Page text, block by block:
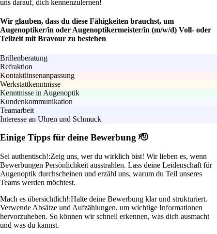
uns darauf, dich kennenzulernen!
Wir glauben, dass du diese Fähigkeiten brauchst, um
Augenoptiker/in oder Augenoptikermeister/in (m/w/d) Voll- oder
Teilzeit mit Bravour zu bestehen
Brillenberatung
Refraktion
Kontaktlinsenanpassung
Werkstattkenntnisse
Kenntnisse in Augenoptik
Kundenkommunikation
Teamarbeit
Interesse an Uhren und Schmuck
Einige Tipps für deine Bewerbung 🫡
Sei authentisch!:Zeig uns, wer du wirklich bist! Wir lieben es, wenn
Bewerbungen Persönlichkeit ausstrahlen. Lass deine Leidenschaft für
Augenoptik durchscheinen und erzähl uns, warum du Teil unseres
Teams werden möchtest.
Mach es übersichtlich!:Halte deine Bewerbung klar und strukturiert.
Verwende Absätze und Aufzählungen, um wichtige Informationen
hervorzuheben. So können wir schnell erkennen, was dich ausmacht
und was du kannst.